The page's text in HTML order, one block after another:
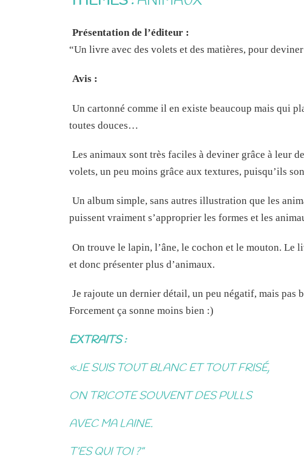
Présentation de l’éditeur :
“Un livre avec des volets et des matières, pour
Avis :
Un cartonné comme il en existe beaucoup mais qui
toutes douces…
Les animaux sont très faciles à deviner grâce à leur
volets, un peu moins grâce aux textures, puisqu’ils
Un album simple, sans autres illustration que les
puissent vraiment s’approprier les formes et les
On trouve le lapin, l’âne, le cochon et le mouton. Le
et donc présenter plus d’animaux.
Je rajoute un dernier détail, un peu négatif, mais
Forcement ça sonne moins bien :)
EXTRAITS :
«JE SUIS TOUT BLANC ET TOUT FRISÉ,
ON TRICOTE SOUVENT DES PULLS
AVEC MA LAINE.
T’ES QUI TOI ?”